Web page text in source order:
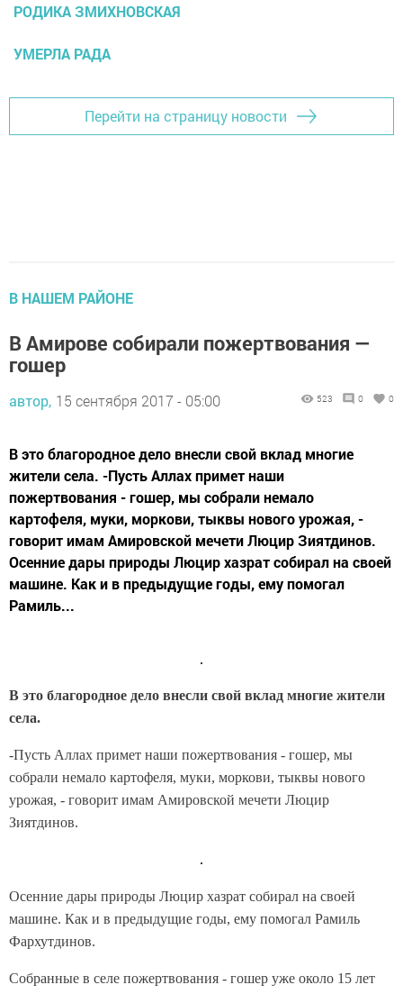
РОДИКА ЗМИХНОВСКАЯ
УМЕРЛА РАДА
Перейти на страницу новости
В НАШЕМ РАЙОНЕ
В Амирове собирали пожертвования —
гошер
автор, 15 сентября 2017 - 05:00 523 0 0
В это благородное дело внесли свой вклад многие
жители села. -Пусть Аллах примет наши
пожертвования - гошер, мы собрали немало
картофеля, муки, моркови, тыквы нового урожая, -
говорит имам Амировской мечети Люцир Зиятдинов.
Осенние дары природы Люцир хазрат собирал на своей
машине. Как и в предыдущие годы, ему помогал
Рамиль...
В это благородное дело внесли свой вклад многие жители
села.
-Пусть Аллах примет наши пожертвования - гошер, мы
собрали немало картофеля, муки, моркови, тыквы нового
урожая, - говорит имам Амировской мечети Люцир
Зиятдинов.
Осенние дары природы Люцир хазрат собирал на своей
машине. Как и в предыдущие годы, ему помогал Рамиль
Фархутдинов.
Собранные в селе пожертвования - гошер уже около 15 лет